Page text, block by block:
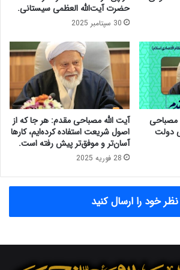
حضرت آیت‌الله العظمی سیستانی.
30 سپتامبر 2025
مصباحی
دولت
آیت الله مصباحی مقدم: هر جا که از
اصول شریعت استفاده کرده‌ایم، کارها
آسان‌تر و موفق‌تر پیش رفته است.
28 فوریه 2025
نظر خود را ارسال کنید